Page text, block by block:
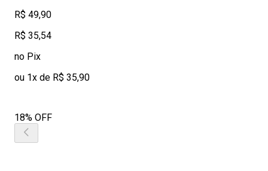
R$ 49,90
R$ 35,54
no Pix
ou 1x de R$ 35,90
18% OFF